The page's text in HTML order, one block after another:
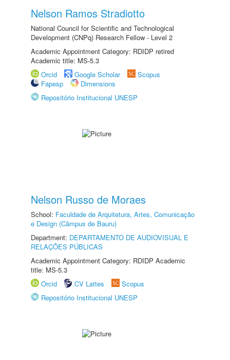
Nelson Ramos Stradiotto
National Council for Scientific and Technological
Development (CNPq) Research Fellow - Level 2
Academic Appointment Category: RDIDP retired
Academic title: MS-5.3
Orcid
Google Scholar
Scopus
Fapesp
Dimensions
Repositório Institucional UNESP
Nelson Russo de Moraes
School: Faculdade de Arquitetura, Artes, Comunicação
e Design (Câmpus de Bauru)
Department: DEPARTAMENTO DE AUDIOVISUAL E
RELAÇÕES PÚBLICAS
Academic Appointment Category: RDIDP Academic
title: MS-5.3
Orcid
CV Lattes
Scopus
Repositório Institucional UNESP